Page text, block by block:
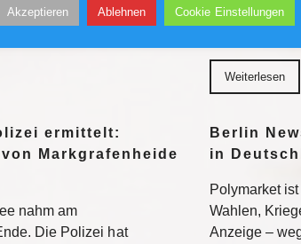
Fauci
Neuland –
Weiterlesen
ermittelt:
Markgrafenheide
nahm am
Die Polizei hat
Berlin
in
Polymarket
Wahlen,
Anzeige –
Akzeptieren Ablehnen Cookie Einstellungen